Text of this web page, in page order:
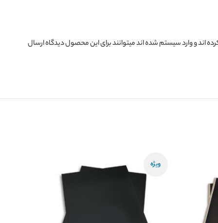
اند و وارد سیستم شده اند میتوانند برای این محصول دیدگاه ارسال
ویژه